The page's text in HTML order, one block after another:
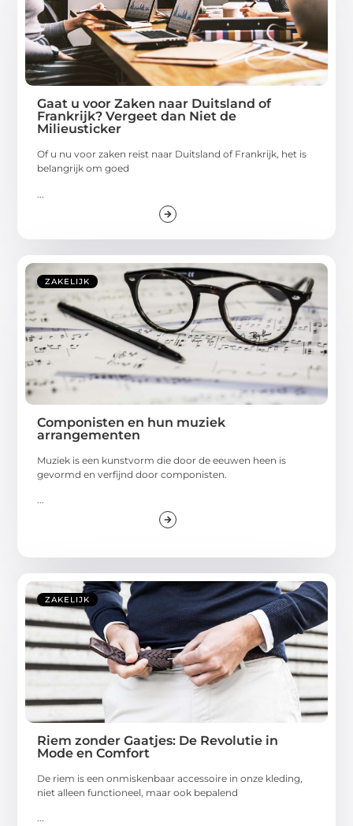
Gaat u voor Zaken naar Duitsland of
Frankrijk? Vergeet dan Niet de
Milieusticker
Of u nu voor zaken reist naar Duitsland of Frankrijk, het is
belangrijk om goed
ZAKELIJK
Componisten en hun muziek
arrangementen
Muziek is een kunstvorm die door de eeuwen heen is
gevormd en verfijnd door componisten.
...
ZAKELIJK
Riem zonder Gaatjes: De Revolutie in
Mode en Comfort
De riem is een onmiskenbaar accessoire in onze kleding,
niet alleen functioneel, maar ook bepalend
...